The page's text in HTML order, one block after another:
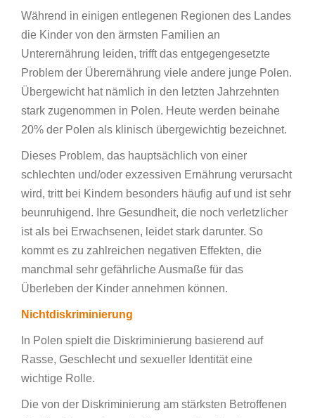
Während in einigen entlegenen Regionen des Landes
die Kinder von den ärmsten Familien an
Unterernährung leiden, trifft das entgegengesetzte
Problem der Überernährung viele andere junge Polen.
Übergewicht hat nämlich in den letzten Jahrzehnten
stark zugenommen in Polen. Heute werden beinahe
20% der Polen als klinisch übergewichtig bezeichnet.
Dieses Problem, das hauptsächlich von einer
schlechten und/oder exzessiven Ernährung verursacht
wird, tritt bei Kindern besonders häufig auf und ist sehr
beunruhigend. Ihre Gesundheit, die noch verletzlicher
ist als bei Erwachsenen, leidet stark darunter. So
kommt es zu zahlreichen negativen Effekten, die
manchmal sehr gefährliche Ausmaße für das
Überleben der Kinder annehmen können.
Nichtdiskriminierung
In Polen spielt die Diskriminierung basierend auf
Rasse, Geschlecht und sexueller Identität eine
wichtige Rolle.
Die von der Diskriminierung am stärksten Betroffenen